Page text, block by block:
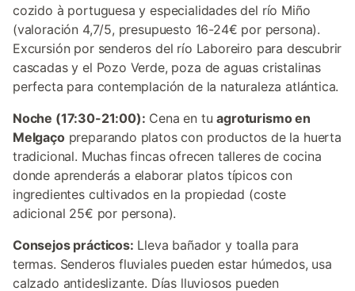
cozido à portuguesa y especialidades del río Miño
(valoración 4,7/5, presupuesto 16-24€ por persona).
Excursión por senderos del río Laboreiro para descubrir
cascadas y el Pozo Verde, poza de aguas cristalinas
perfecta para contemplación de la naturaleza atlántica.
Noche (17:30-21:00): Cena en tuagroturismo en
Melgaçopreparando platos con productos de la huerta
tradicional. Muchas fincas ofrecen talleres de cocina
donde aprenderás a elaborar platos típicos con
ingredientes cultivados en la propiedad (coste
adicional 25€ por persona).
Consejos prácticos: Lleva bañador y toalla para
termas. Senderos fluviales pueden estar húmedos, usa
calzado antideslizante. Días lluviosos pueden